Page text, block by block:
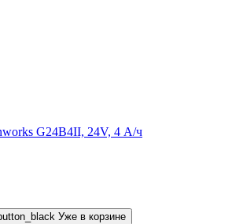
G24B4II, 24V, 4 А/ч
Уже в корзине